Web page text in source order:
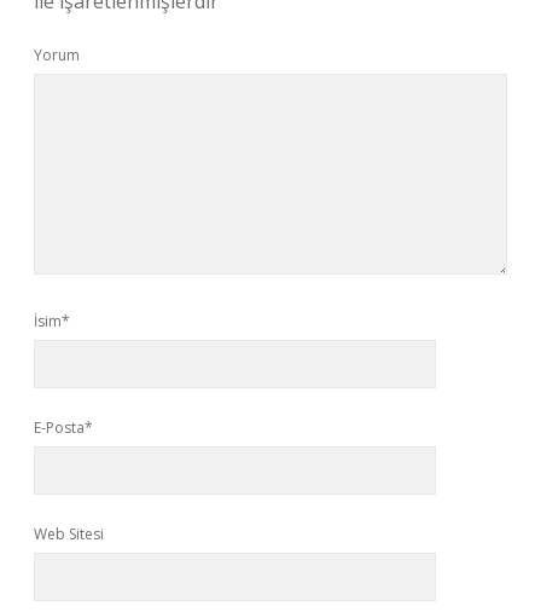
Yorum
İsim*
E-Posta*
Web Sitesi